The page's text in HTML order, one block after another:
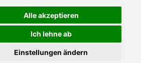
Alle akzeptieren
Ich lehne ab
Einstellungen ändern
statistics that help us give you the best experience of
Twitter
YouTube
Google+